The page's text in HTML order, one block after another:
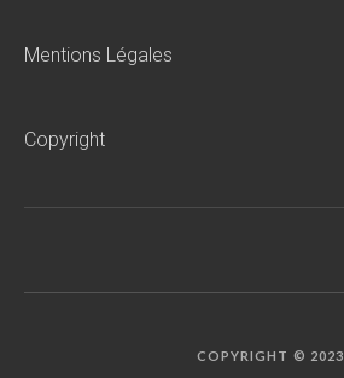
Mentions Légales
Copyright
COPYRIGHT © 2023